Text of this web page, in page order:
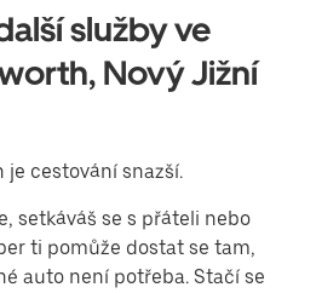
služby ve
Nový Jižní
je cestování snazší.
setkáváš se s přáteli nebo
ti pomůže dostat se tam,
auto není potřeba. Stačí se